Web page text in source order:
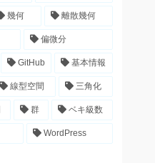
幾何 離散幾何
偏微分
GitHub 基本情報
線型空間 三角化
群 ベキ級数
WordPress